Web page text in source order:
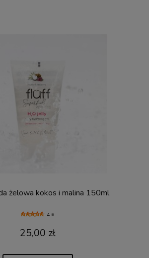
żelowa kokos i malina 150ml
4.6
25,00 zł